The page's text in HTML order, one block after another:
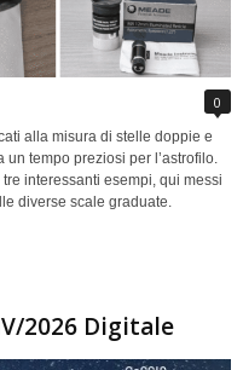
0
alla misura di stelle doppie e
tempo preziosi per l’astrofilo.
interessanti esempi, qui messi
diverse scale graduate.
2026 Digitale